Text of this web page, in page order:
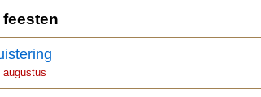
augustus